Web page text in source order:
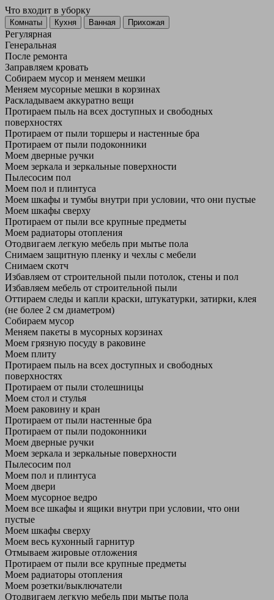
Что входит в уборку
Регу­лярная
Гене­ральная
После ремонта
Заправляем кровать
Собираем мусор и меняем мешки
Меняем мусорные мешки в корзинах
Раскладываем аккуратно вещи
Протираем пыль на всех доступных и свободных
поверхностях
Протираем от пыли торшеры и настенные бра
Протираем от пыли подоконники
Моем дверные ручки
Моем зеркала и зеркальные поверхности
Пылесосим пол
Моем пол и плинтуса
Моем шкафы и тумбы внутри при условии, что они пустые
Моем шкафы сверху
Протираем от пыли все крупные предметы
Моем радиаторы отопления
Отодвигаем легкую мебель при мытье пола
Снимаем защитную пленку и чехлы с мебели
Снимаем скотч
Избавляем от строительной пыли потолок, стены и пол
Избавляем мебель от строительной пыли
Оттираем следы и капли краски, штукатурки, затирки, клея
(не более 2 см диаметром)
Собираем мусор
Меняем пакеты в мусорных корзинах
Моем грязную посуду в раковине
Моем плиту
Протираем пыль на всех доступных и свободных
поверхностях
Протираем от пыли столешницы
Моем стол и стулья
Моем раковину и кран
Протираем от пыли настенные бра
Протираем от пыли подоконники
Моем дверные ручки
Моем зеркала и зеркальные поверхности
Пылесосим пол
Моем пол и плинтуса
Моем двери
Моем мусорное ведро
Моем все шкафы и ящики внутри при условии, что они
пустые
Моем шкафы сверху
Моем весь кухонный гарнитур
Отмываем жировые отложения
Протираем от пыли все крупные предметы
Моем радиаторы отопления
Моем розетки/выключатели
Отодвигаем легкую мебель при мытье пола